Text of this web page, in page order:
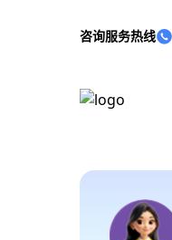
咨询服务热线